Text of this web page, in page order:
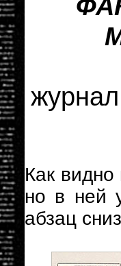
Как
но в ней
абзац